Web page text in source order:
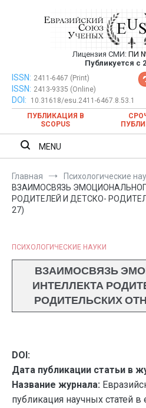
Евразийский
публикация
ежемесячном
Лицензия СМИ: ПИ
Публикуется с
Евразийский Союз Ученых —
ежемесячном
ISSN: 2411-6467 (Print)
ISSN: 2413-9335 (Online)
DOI:
10.31618/esu.2411-6467.8.53.1
ПУБЛИКАЦИЯ В
SCOPUS
MENU
Главная
Психологические
ВЗАИМОСВЯЗЬ
РОДИТЕЛЕЙ И ДЕТСКО-
27)
ПСИХОЛОГИЧЕСКИЕ НАУКИ
ВЗАИМОСВЯЗЬ
ИНТЕЛЛЕКТА
РОДИТЕЛЬСКИХ
DOI:
Дата публикации статьи в
Название журнала:
публикация научных статей